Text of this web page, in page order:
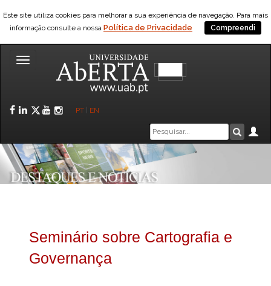
Este site utiliza cookies para melhorar a sua experiência de navegação. Para mais
informação consulte a nossa Política de Privacidade Compreendi
Toggle
Facebook
LinkedIn
Twitter
YouTube
Instagram
PT EN
Caixa
de
pesquisa
Seminário sobre Cartografia e
Governança